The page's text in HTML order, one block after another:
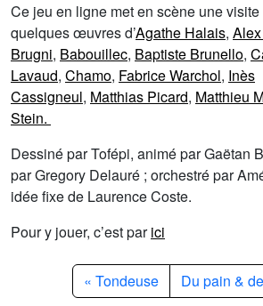
Ce jeu en ligne met en scène une
quelques œuvres d’Agathe Halais,
Brugni, Babouillec, Baptiste Brunello,
Lavaud, Chamo, Fabrice Warchol, Inès
Cassigneul, Matthias Picard, Matthieu
Stein.
Dessiné par Tofépi, animé par Gaëtan
par Gregory Delauré ; orchestré par
idée fixe de Laurence Coste.
Pour y jouer, c’est parici
Tondeuse Du pain &